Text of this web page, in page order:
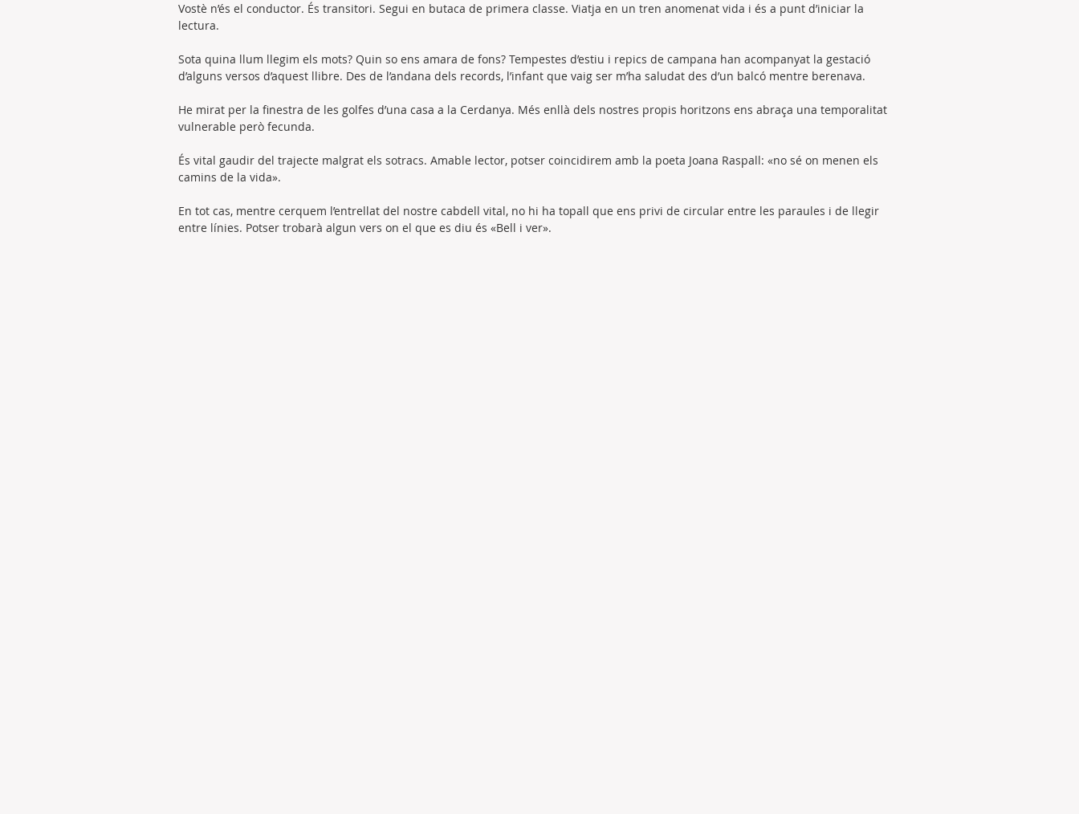
Vostè n’és el conductor. És transitori. Segui en butaca de primera classe. Viatja en un tren anomenat vida i és a punt d’iniciar la
lectura.
Sota quina llum llegim els mots? Quin so ens amara de fons? Tempestes d’estiu i repics de campana han acompanyat la gestació
d’alguns versos d’aquest llibre. Des de l’andana dels records, l’infant que vaig ser m’ha saludat des d’un balcó mentre berenava.
He mirat per la finestra de les golfes d’una casa a la Cerdanya. Més enllà dels nostres propis horitzons ens abraça una temporalitat
vulnerable però fecunda.
És vital gaudir del trajecte malgrat els sotracs. Amable lector, potser coincidirem amb la poeta Joana Raspall: «no sé on menen els
camins de la vida».
En tot cas, mentre cerquem l’entrellat del nostre cabdell vital, no hi ha topall que ens privi de circular entre les paraules i de llegir
entre línies. Potser trobarà algun vers on el que es diu és «Bell i ver».